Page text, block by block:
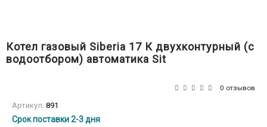
Котел газовый Siberia 17 К двухконтурный (с
водоотбором) автоматика Sit
0 отзывов
Артикул: 891
Срок поставки 2-3 дня